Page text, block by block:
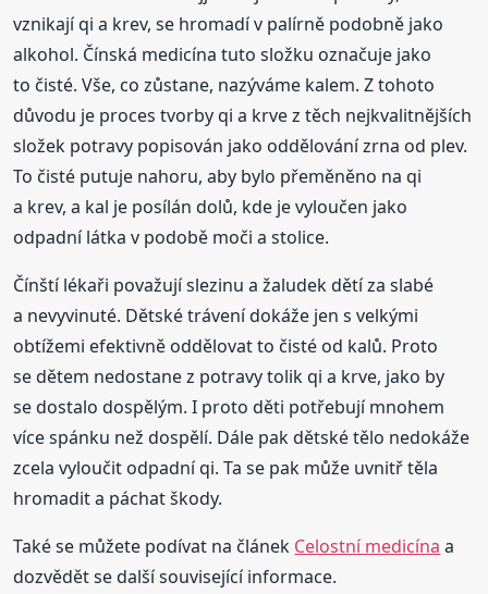
vznikají qi a krev, se hromadí v palírně podobně jako
alkohol. Čínská medicína tuto složku označuje jako
to čisté. Vše, co zůstane, nazýváme kalem. Z tohoto
důvodu je proces tvorby qi a krve z těch nejkvalitnějších
složek potravy popisován jako oddělování zrna od plev.
To čisté putuje nahoru, aby bylo přeměněno na qi
a krev, a kal je posílán dolů, kde je vyloučen jako
odpadní látka v podobě moči a stolice.
Čínští lékaři považují slezinu a žaludek dětí za slabé
a nevyvinuté. Dětské trávení dokáže jen s velkými
obtížemi efektivně oddělovat to čisté od kalů. Proto
se dětem nedostane z potravy tolik qi a krve, jako by
se dostalo dospělým. I proto děti potřebují mnohem
více spánku než dospělí. Dále pak dětské tělo nedokáže
zcela vyloučit odpadní qi. Ta se pak může uvnitř těla
hromadit a páchat škody.
Také se můžete podívat na článek Celostní medicína a
dozvědět se další související informace.